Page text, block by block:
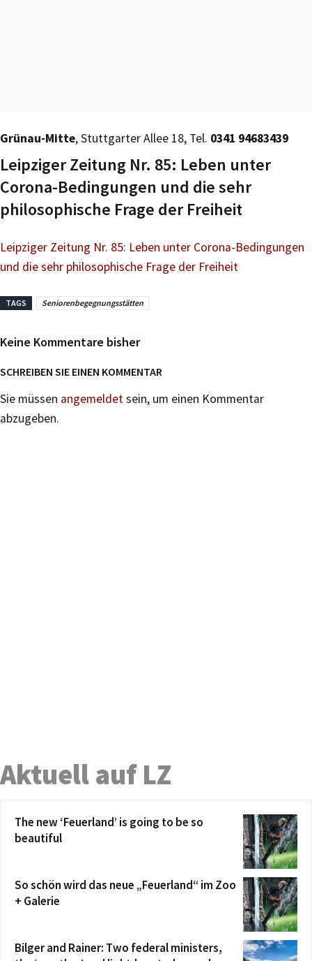
Grünau-Mitte, Stuttgarter Allee 18, Tel. 0341 94683439
Leipziger Zeitung Nr. 85: Leben unter
Corona-Bedingungen und die sehr
philosophische Frage der Freiheit
Leipziger Zeitung Nr. 85: Leben unter Corona-Bedingungen
und die sehr philosophische Frage der Freiheit
TAGS Seniorenbegegnungsstätten
Keine Kommentare bisher
SCHREIBEN SIE EINEN KOMMENTAR
Sie müssen angemeldetsein, um einen Kommentar
abzugeben.
Aktuell auf LZ
The new ‘Feuerland’ is going to be so
beautiful
So schön wird das neue „Feuerland“ im Zoo
+ Galerie
Bilger and Rainer: Two federal ministers,